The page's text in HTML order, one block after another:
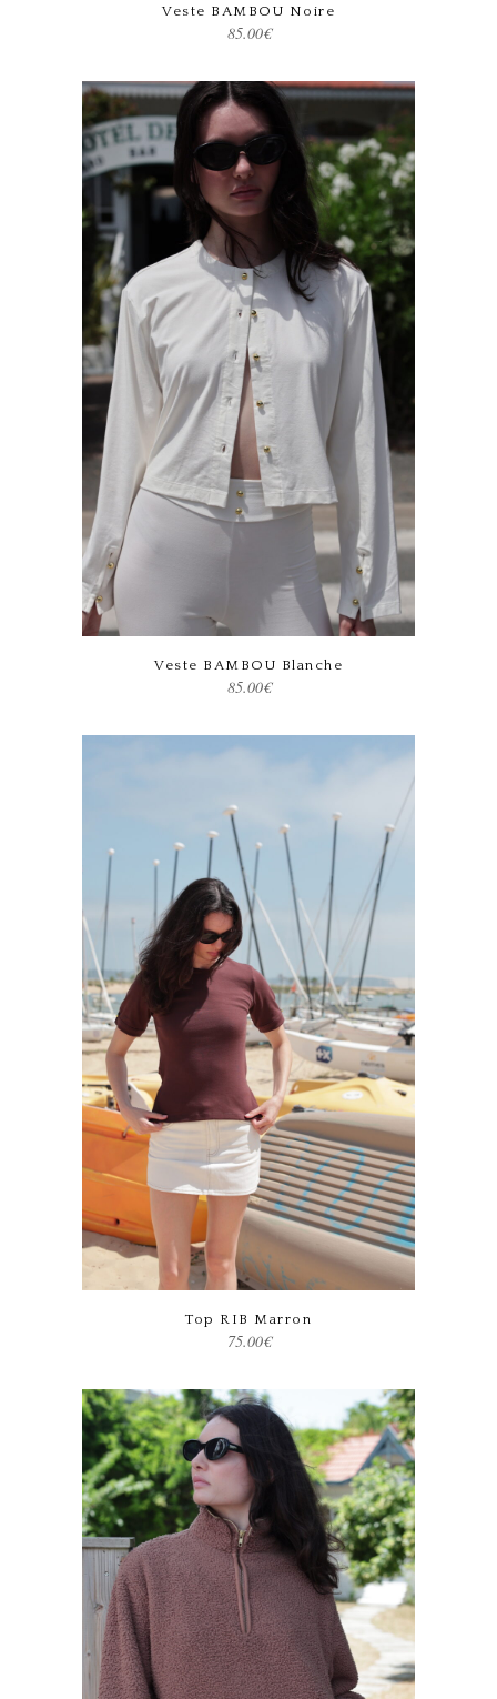
Veste BAMBOU Noire
85.00€
Ce produit a plusieurs variations. Les options peuvent être choisies sur la page du produit
Veste BAMBOU Blanche
85.00€
Ce produit a plusieurs variations. Les options peuvent être choisies sur la page du produit
Top RIB Marron
75.00€